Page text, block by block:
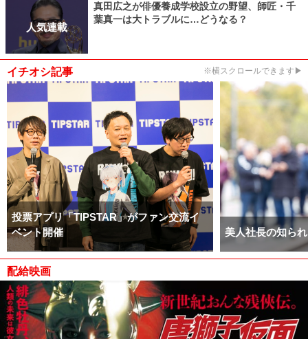
人気連載
真田広之が俳優養成学校設立の野望、師匠・千
葉真一は大トラブルに…どうなる？
イチオシ記事 ※横スクロールできます▶
投票アプリ「TIPSTAR」がファン交流イ
ベント開催
美人社長の知ら
配給映画